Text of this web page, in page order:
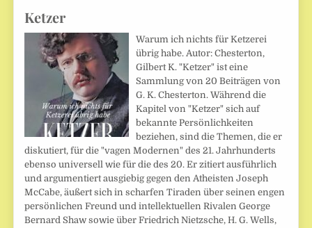
Ketzer
Warum ich nichts für Ketzerei
übrig habe. Autor: Chesterton,
Gilbert K. "Ketzer" ist eine
Sammlung von 20 Beiträgen von
G. K. Chesterton. Während die
Kapitel von "Ketzer" sich auf
bekannte Persönlichkeiten
beziehen, sind die Themen, die er
diskutiert, für die "vagen Modernen" des 21. Jahrhunderts
ebenso universell wie für die des 20. Er zitiert ausführlich
und argumentiert ausgiebig gegen den Atheisten Joseph
McCabe, äußert sich in scharfen Tiraden über seinen engen
persönlichen Freund und intellektuellen Rivalen George
Bernard Shaw sowie über Friedrich Nietzsche, H. G. Wells,